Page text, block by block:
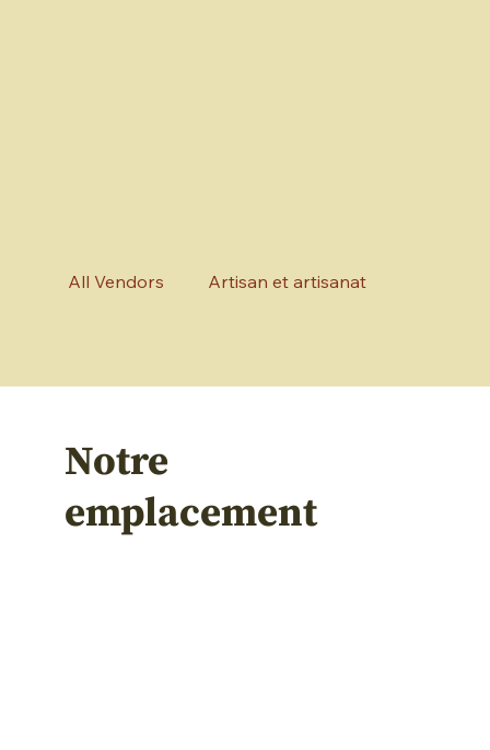
All Vendors Artisan et artisanat
Notre
emplacement